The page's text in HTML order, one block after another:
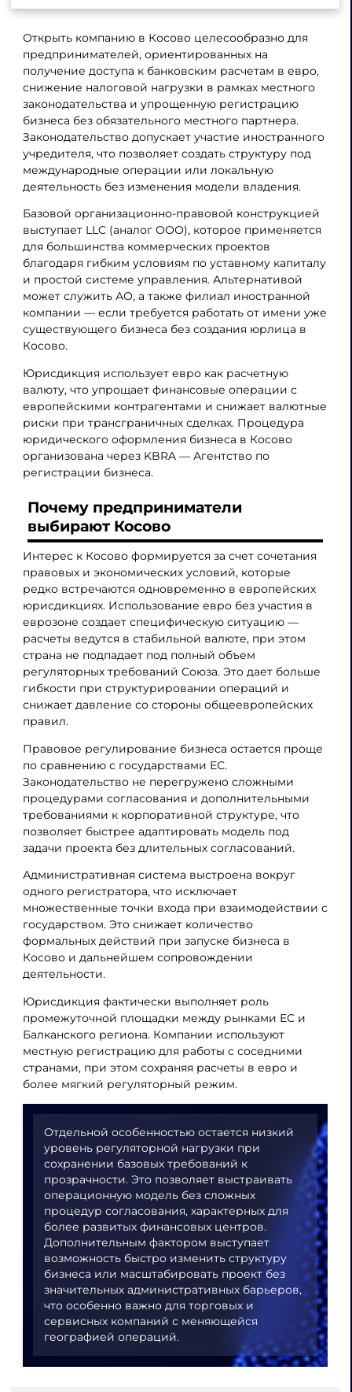
Открыть компанию в Косово целесообразно для
предпринимателей, ориентированных на
получение доступа к банковским расчетам в евро,
снижение налоговой нагрузки в рамках местного
законодательства и упрощенную регистрацию
бизнеса без обязательного местного партнера.
Законодательство допускает участие иностранного
учредителя, что позволяет создать структуру под
международные операции или локальную
деятельность без изменения модели владения.
Базовой организационно-правовой конструкцией
выступает LLC (аналог ООО), которое применяется
для большинства коммерческих проектов
благодаря гибким условиям по уставному капиталу
и простой системе управления. Альтернативой
может служить АО, а также филиал иностранной
компании — если требуется работать от имени уже
существующего бизнеса без создания юрлица в
Косово.
Юрисдикция использует евро как расчетную
валюту, что упрощает финансовые операции с
европейскими контрагентами и снижает валютные
риски при трансграничных сделках. Процедура
юридического оформления бизнеса в Косово
организована через KBRA — Агентство по
регистрации бизнеса.
Почему предприниматели
выбирают Косово
Интерес к Косово формируется за счет сочетания
правовых и экономических условий, которые
редко встречаются одновременно в европейских
юрисдикциях. Использование евро без участия в
еврозоне создает специфическую ситуацию —
расчеты ведутся в стабильной валюте, при этом
страна не подпадает под полный объем
регуляторных требований Союза. Это дает больше
гибкости при структурировании операций и
снижает давление со стороны общеевропейских
правил.
Правовое регулирование бизнеса остается проще
по сравнению с государствами ЕС.
Законодательство не перегружено сложными
процедурами согласования и дополнительными
требованиями к корпоративной структуре, что
позволяет быстрее адаптировать модель под
задачи проекта без длительных согласований.
Административная система выстроена вокруг
одного регистратора, что исключает
множественные точки входа при взаимодействии с
государством. Это снижает количество
формальных действий при запуске бизнеса в
Косово и дальнейшем сопровождении
деятельности.
Юрисдикция фактически выполняет роль
промежуточной площадки между рынками ЕС и
Балканского региона. Компании используют
местную регистрацию для работы с соседними
странами, при этом сохраняя расчеты в евро и
более мягкий регуляторный режим.
Отдельной особенностью остается низкий
уровень регуляторной нагрузки при
сохранении базовых требований к
прозрачности. Это позволяет выстраивать
операционную модель без сложных
процедур согласования, характерных для
более развитых финансовых центров.
Дополнительным фактором выступает
возможность быстро изменить структуру
бизнеса или масштабировать проект без
значительных административных барьеров,
что особенно важно для торговых и
сервисных компаний с меняющейся
географией операций.